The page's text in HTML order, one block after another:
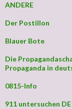
ANDERE
Der Postillon
Blauer Bote
Die
Propaganda in
0815-Info
911 untersuchen DE